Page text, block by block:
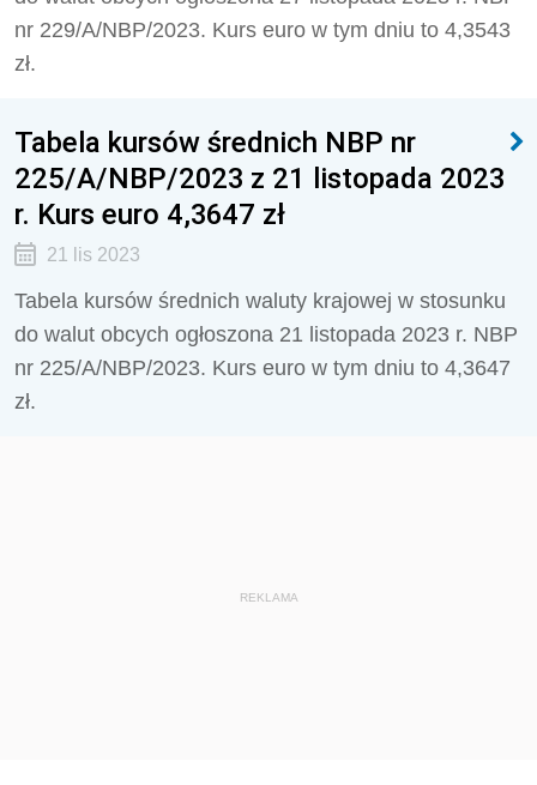
nr 229/A/NBP/2023. Kurs euro w tym dniu to 4,3543
zł.
Tabela kursów średnich NBP nr
225/A/NBP/2023 z 21 listopada 2023
r. Kurs euro 4,3647 zł
21 lis 2023
Tabela kursów średnich waluty krajowej w stosunku
do walut obcych ogłoszona 21 listopada 2023 r. NBP
nr 225/A/NBP/2023. Kurs euro w tym dniu to 4,3647
zł.
REKLAMA